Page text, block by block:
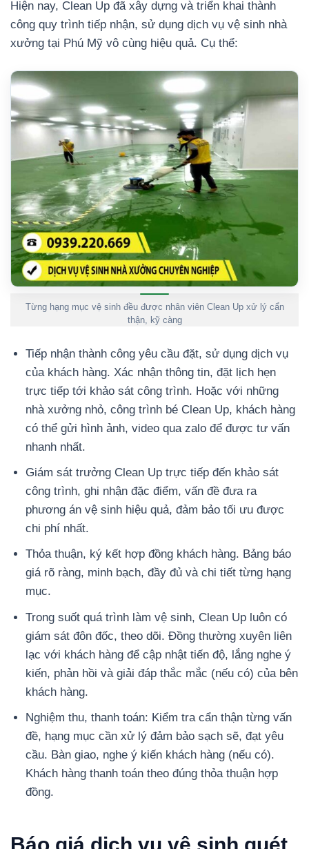
Hiện nay, Clean Up đã xây dựng và triển khai thành
công quy trình tiếp nhận, sử dụng dịch vụ vệ sinh nhà
xưởng tại Phú Mỹ vô cùng hiệu quả. Cụ thể:
Từng hạng mục vệ sinh đều được nhân viên Clean Up xử lý cẩn
thận, kỹ càng
Tiếp nhận thành công yêu cầu đặt, sử dụng dịch vụ
của khách hàng. Xác nhận thông tin, đặt lịch hẹn
trực tiếp tới khảo sát công trình. Hoặc với những
nhà xưởng nhỏ, công trình bé Clean Up, khách hàng
có thể gửi hình ảnh, video qua zalo để được tư vấn
nhanh nhất.
Giám sát trưởng Clean Up trực tiếp đến khảo sát
công trình, ghi nhận đặc điểm, vấn đề đưa ra
phương án vệ sinh hiệu quả, đảm bảo tối ưu được
chi phí nhất.
Thỏa thuận, ký kết hợp đồng khách hàng. Bảng báo
giá rõ ràng, minh bạch, đầy đủ và chi tiết từng hạng
mục.
Trong suốt quá trình làm vệ sinh, Clean Up luôn có
giám sát đôn đốc, theo dõi. Đồng thường xuyên liên
lạc với khách hàng để cập nhật tiến độ, lắng nghe ý
kiến, phản hồi và giải đáp thắc mắc (nếu có) của bên
khách hàng.
Nghiệm thu, thanh toán: Kiểm tra cẩn thận từng vấn
đề, hạng mục cần xử lý đảm bảo sạch sẽ, đạt yêu
cầu. Bàn giao, nghe ý kiến khách hàng (nếu có).
Khách hàng thanh toán theo đúng thỏa thuận hợp
đồng.
Báo giá dịch vụ vệ sinh quét